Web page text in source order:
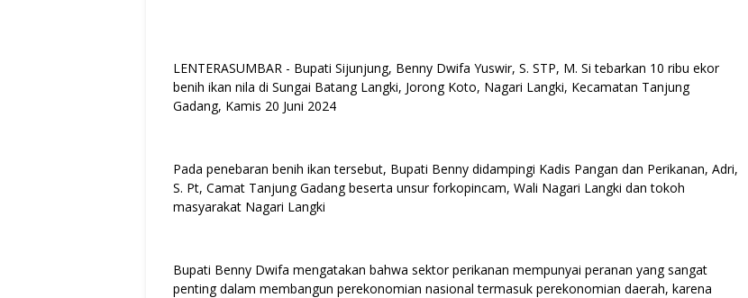
LENTERASUMBAR - Bupati Sijunjung, Benny Dwifa Yuswir, S. STP, M. Si tebarkan 10 ribu ekor
benih ikan nila di Sungai Batang Langki, Jorong Koto, Nagari Langki, Kecamatan Tanjung
Gadang, Kamis 20 Juni 2024
Pada penebaran benih ikan tersebut, Bupati Benny didampingi Kadis Pangan dan Perikanan, Adri,
S. Pt, Camat Tanjung Gadang beserta unsur forkopincam, Wali Nagari Langki dan tokoh
masyarakat Nagari Langki
Bupati Benny Dwifa mengatakan bahwa sektor perikanan mempunyai peranan yang sangat
penting dalam membangun perekonomian nasional termasuk perekonomian daerah, karena